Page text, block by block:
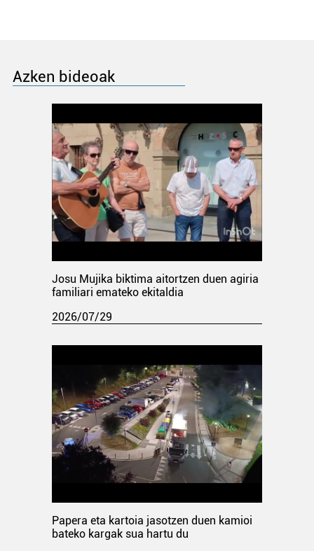
Azken bideoak
Josu Mujika biktima aitortzen duen agiria
familiari emateko ekitaldia
2026/07/29
Papera eta kartoia jasotzen duen kamioi
bateko kargak sua hartu du